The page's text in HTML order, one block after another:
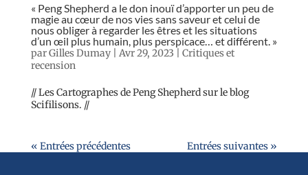
« Peng Shepherd a le don inouï d’apporter un peu de
magie au cœur de nos vies sans saveur et celui de
nous obliger à regarder les êtres et les situations
d’un œil plus humain, plus perspicace… et différent. »
parGilles Dumay| Avr 29, 2023
Critiques et
recension
// Les Cartographes de Peng Shepherd sur le blog
Scifilisons. //
« Entrées précédentes Entrées suivantes »